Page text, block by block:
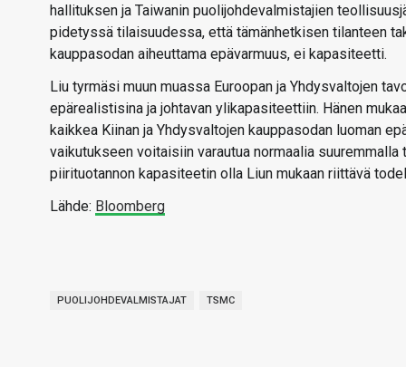
hallituksen ja Taiwanin puolijohdevalmistajien
pidetyssä tilaisuudessa, että tämänhetkisen tilanteen
kauppasodan aiheuttama epävarmuus, ei kapasiteetti.
Liu tyrmäsi muun muassa Euroopan ja Yhdysvaltojen
epärealistisina ja johtavan ylikapasiteettiin. Hänen
kaikkea Kiinan ja Yhdysvaltojen kauppasodan luoman
vaikutukseen voitaisiin varautua normaalia
piirituotannon kapasiteetin olla Liun mukaan riittävä
Lähde: Bloomberg
PUOLIJOHDEVALMISTAJAT TSMC